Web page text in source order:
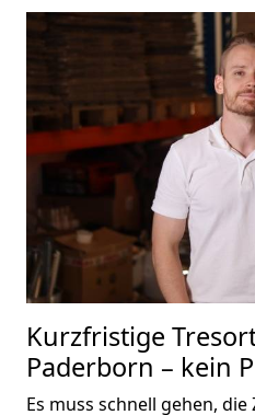
Kurzfristige
Paderborn – kein
Es muss schnell gehen,